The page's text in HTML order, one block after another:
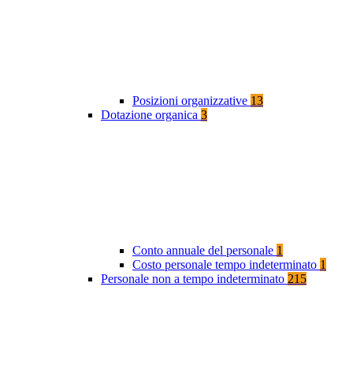
Posizioni organizzative 13
Dotazione organica 3
Conto annuale del personale 1
Costo personale tempo indeterminato 1
Personale non a tempo indeterminato 215